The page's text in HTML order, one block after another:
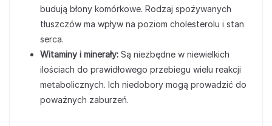
budują błony komórkowe. Rodzaj spożywanych
tłuszczów ma wpływ na poziom cholesterolu i stan
serca.
Witaminy i minerały: Są niezbędne w niewielkich
ilościach do prawidłowego przebiegu wielu reakcji
metabolicznych. Ich niedobory mogą prowadzić do
poważnych zaburzeń.